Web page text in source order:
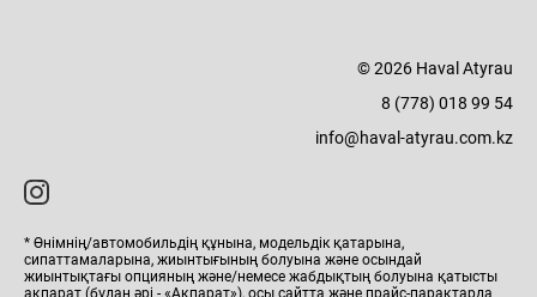
© 2026 Haval Atyrau
8 (778) 018 99 54
info@haval-atyrau.com.kz
* Өнімнің/автомобильдің құнына, модельдік қатарына,
сипаттамаларына, жиынтығының болуына және осындай
жиынтықтағы опцияның және/немесе жабдықтың болуына қатысты